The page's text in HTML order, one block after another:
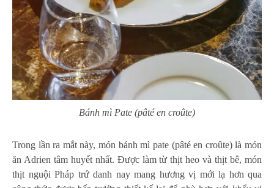
Bánh mì Pate (pâté en croûte)
Trong lần ra mắt này, món bánh mì pate (pâté en croûte) là món
ăn Adrien tâm huyết nhất. Được làm từ thịt heo và thịt bê, món
thịt nguội Pháp trứ danh nay mang hương vị mới lạ hơn qua